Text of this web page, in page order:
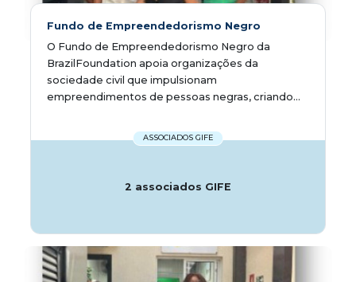
Fundo de Empreendedorismo Negro
O Fundo de Empreendedorismo Negro da
BrazilFoundation apoia organizações da
sociedade civil que impulsionam
empreendimentos de pessoas negras, criando...
ASSOCIADOS GIFE
2 associados GIFE